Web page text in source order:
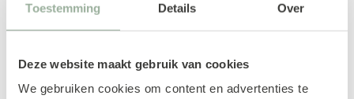
Toestemming Details Over
Deze website maakt gebruik van cookies
We gebruiken cookies om content en advertenties te